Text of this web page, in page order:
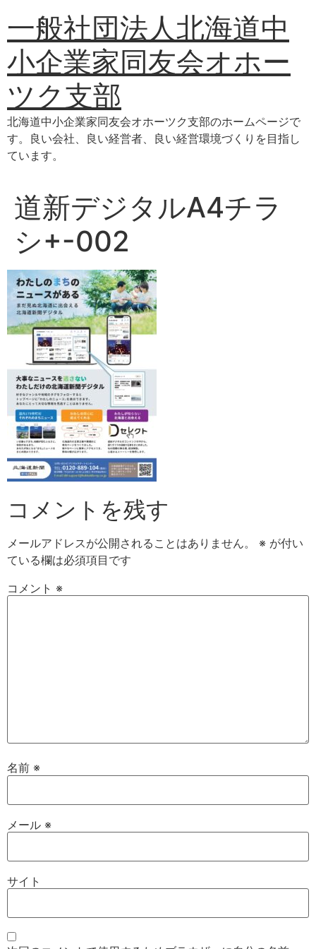
ン
テ
ツ
に
ス
キ
ッ
一般社団法人北海道中
小企業家同友会オホー
ツク支部
北海道中小企業家同友会オホーツク支部のホームページで
す。良い会社、良い経営者、良い経営環境づくりを目指し
ています。
道新デジタルA4チラ
シ+-002
コメントを残す
メールアドレスが公開されることはありません。 ※ が付い
ている欄は必須項目です
コメント ※
名前 ※
メール ※
サイト